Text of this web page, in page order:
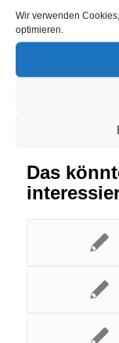
Wir verwenden
optimieren.
Eintrag
Das